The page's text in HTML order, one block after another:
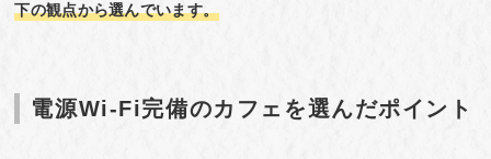
下の観点から選んでいます。
電源Wi-Fi完備のカフェを選んだポイント